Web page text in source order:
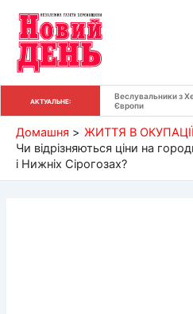
вмісту
АКТУАЛЬНЕ:
Веслувальники з
Європи
Домашня
ЖИТТЯ В ОКУПАЦІЇ
Чи відрізняються ціни на
і Нижніх Сірогозах?